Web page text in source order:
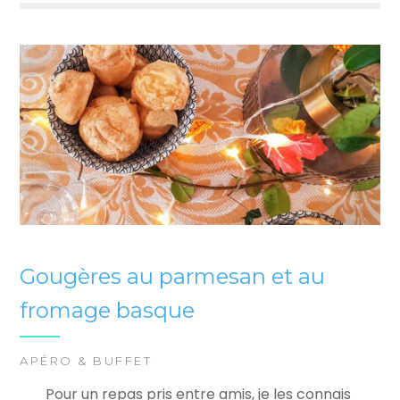
Gougères au parmesan et au
fromage basque
APÉRO & BUFFET
Pour un repas pris entre amis, je les connais